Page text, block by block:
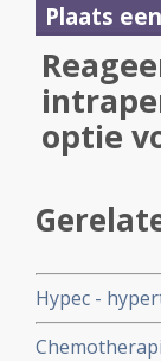
Plaats
optie
Hypec -